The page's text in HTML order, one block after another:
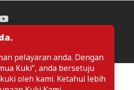
pelayaran anda. Dengan
Kuki”, anda bersetuju
oleh kami. Ketahui lebih
butiran peribadi ketika melayari
produk dan perkhidmatan di